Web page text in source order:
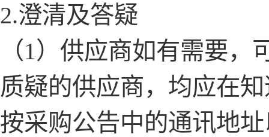
2.澄清及答疑
（1）供应商如有需要，
质疑的供应商，均应在
按采购公告中的通讯地